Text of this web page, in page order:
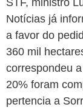
STF, ministro
Notícias já
a favor do
360 mil
correspondeu
20% foram
pertencia a